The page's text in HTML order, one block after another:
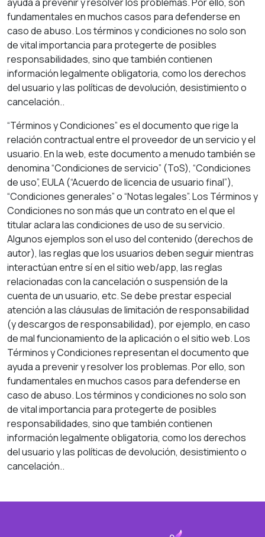
fundamentales en muchos casos para defenderse en
caso de abuso. Los términos y condiciones no solo son
de vital importancia para protegerte de posibles
responsabilidades, sino que también contienen
información legalmente obligatoria, como los derechos
del usuario y las políticas de devolución, desistimiento o
cancelación..
“Términos y Condiciones” es el documento que rige la
relación contractual entre el proveedor de un servicio y el
usuario. En la web, este documento a menudo también se
denomina “Condiciones de servicio” (ToS), “Condiciones
de uso”, EULA (“Acuerdo de licencia de usuario final”),
“Condiciones generales” o “Notas legales”. Los Términos y
Condiciones no son más que un contrato en el que el
titular aclara las condiciones de uso de su servicio.
Algunos ejemplos son el uso del contenido (derechos de
autor), las reglas que los usuarios deben seguir mientras
interactúan entre sí en el sitio web/app, las reglas
relacionadas con la cancelación o suspensión de la
cuenta de un usuario, etc. Se debe prestar especial
atención a las cláusulas de limitación de responsabilidad
(y descargos de responsabilidad), por ejemplo, en caso
de mal funcionamiento de la aplicación o el sitio web. Los
Términos y Condiciones representan el documento que
ayuda a prevenir y resolver los problemas. Por ello, son
fundamentales en muchos casos para defenderse en
caso de abuso. Los términos y condiciones no solo son
de vital importancia para protegerte de posibles
responsabilidades, sino que también contienen
información legalmente obligatoria, como los derechos
del usuario y las políticas de devolución, desistimiento o
cancelación..